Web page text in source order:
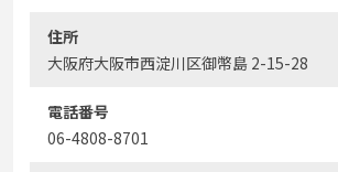
住所
大阪府大阪市西淀川区御幣島 2-15-28
電話番号
06-4808-8701